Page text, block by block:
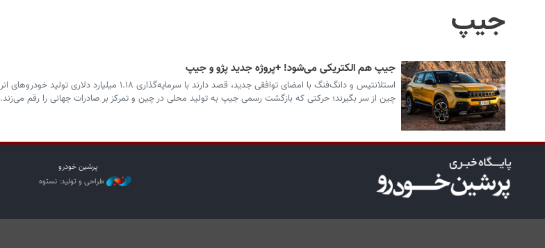
جیپ
جیپ هم الکتریکی می‌شود! +پروژه جدید پژو و جیپ
چین از سر بگیرند؛ حرکتی که بازگشت رسمی جیپ به تولید محلی در چین و تمرکز بر صادرات جهانی را رقم می‌زند.
پرشین خودرو
طراحی و تولید: نستوه